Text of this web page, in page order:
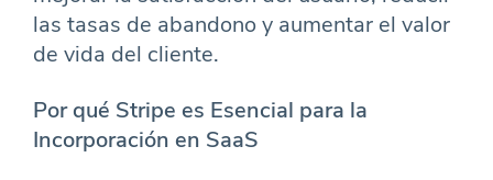
las tasas de abandono y aumentar el valor
de vida del cliente.
Por qué Stripe es Esencial para la
Incorporación en SaaS